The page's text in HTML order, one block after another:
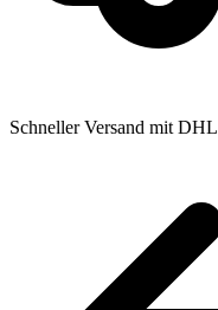
Schneller Versand mit DHL